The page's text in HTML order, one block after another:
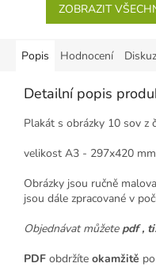
ZOBRAZIT
Popis Hodnocení
Detailní popis
Plakát s obrázky 10 sov z
velikost A3 - 297x420 mm
Obrázky jsou ručně
jsou dále zpracované v
Objednávat můžete pdf ,
PDF obdržíte okamžitě